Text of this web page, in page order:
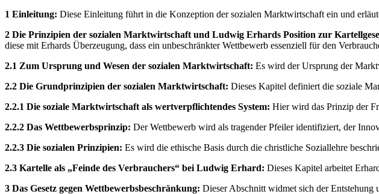
1 Einleitung: Diese Einleitung führt in die Konzeption der sozialen Marktwirtschaft ein und
2 Die Prinzipien der sozialen Marktwirtschaft und Ludwig Erhards Position zur
diese mit Erhards Überzeugung, dass ein unbeschränkter Wettbewerb essenziell für den
2.1 Zum Ursprung und Wesen der sozialen Marktwirtschaft: Es wird der Ursprung der
2.2 Die Grundprinzipien der sozialen Marktwirtschaft: Dieses Kapitel definiert die soziale
2.2.1 Die soziale Marktwirtschaft als wertverpflichtendes System: Hier wird das Prinzip der
2.2.2 Das Wettbewerbsprinzip: Der Wettbewerb wird als tragender Pfeiler identifiziert, der
2.2.3 Die sozialen Prinzipien: Es wird die ethische Basis durch die christliche Soziallehre
2.3 Kartelle als „Feinde des Verbrauchers“ bei Ludwig Erhard: Dieses Kapitel arbeitet
3 Das Gesetz gegen Wettbewerbsbeschränkung: Dieser Abschnitt widmet sich der